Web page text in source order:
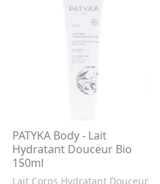
PATYKA Body - Lait
Hydratant Douceur Bio
150ml
Lait Corps Hydratant Douceur